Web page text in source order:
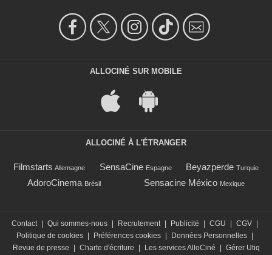
ALLOCINÉ SUR MOBILE
ALLOCINÉ À L'ÉTRANGER
Filmstarts Allemagne SensaCine Espagne Beyazperde Turquie
AdoroCinema Brésil Sensacine México Mexique
Contact | Qui sommes-nous | Recrutement | Publicité | CGU | CGV |
Politique de cookies | Préférences cookies | Données Personnelles |
Revue de presse
| Charte d'écriture | Les services AlloCiné | Gérer Utiq